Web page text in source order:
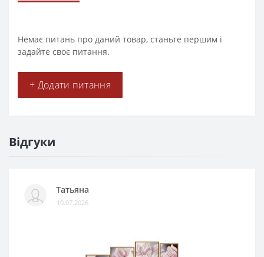
Немає питань про даний товар, станьте першим і
задайте своє питання.
+ Додати питання
Відгуки
Татьяна
10.07.2026